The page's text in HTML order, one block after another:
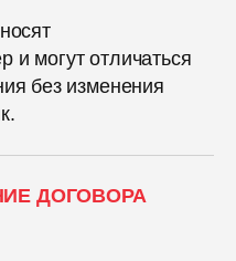
и могут отличаться
без изменения
ДОГОВОРА